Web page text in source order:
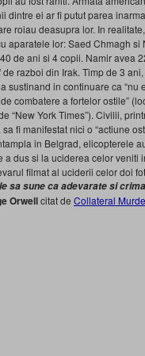
dintre ei ar fi putut parea
roiau deasupra lor. In
aparatele lor: Saed Chmagh
de ani si 4 copii. Namir avea
razboi din Irak. Timp de 3
sustinand in continuare ca
combatere a fortelor ostile”
“New York Times”). Civilii,
fi manifestat nici o “actiune
in Belgrad, elicopterele
dus si la uciderea celor veniti
filmat al uciderii celor doi
sa sune ca adevarate si
Orwellcitat de Collateral